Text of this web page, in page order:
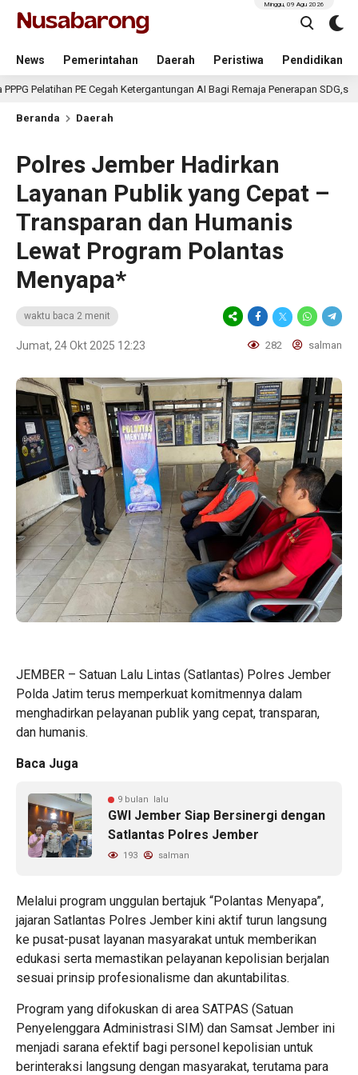
News Pemerintahan Daerah Peristiwa Pendidikan
Minggu, 09 Agu 2026
PE Cegah Ketergantungan AI Bagi Remaja Penerapan SDG,s 5
Beranda Daerah
Polres Jember Hadirkan
Layanan Publik yang Cepat –
Transparan dan Humanis
Lewat Program Polantas
Menyapa*
waktu baca 2 menit
Jumat, 24 Okt 2025 12:23 282 salman
JEMBER – Satuan Lalu Lintas (Satlantas) Polres Jember
Polda Jatim terus memperkuat komitmennya dalam
menghadirkan pelayanan publik yang cepat, transparan,
dan humanis.
Baca Juga
9 bulan lalu
GWI Jember Siap Bersinergi dengan
Satlantas Polres Jember
193 salman
Melalui program unggulan bertajuk “Polantas Menyapa”,
jajaran Satlantas Polres Jember kini aktif turun langsung
ke pusat-pusat layanan masyarakat untuk memberikan
edukasi serta memastikan pelayanan kepolisian berjalan
sesuai prinsip profesionalisme dan akuntabilitas.
Program yang difokuskan di area SATPAS (Satuan
Penyelenggara Administrasi SIM) dan Samsat Jember ini
menjadi sarana efektif bagi personel kepolisian untuk
berinteraksi langsung dengan masyarakat, terutama para